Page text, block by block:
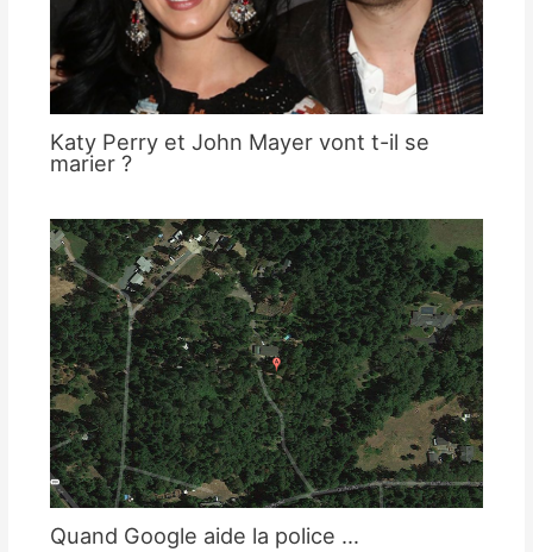
Katy Perry et John Mayer vont t-il se
marier ?
Quand Google aide la police …